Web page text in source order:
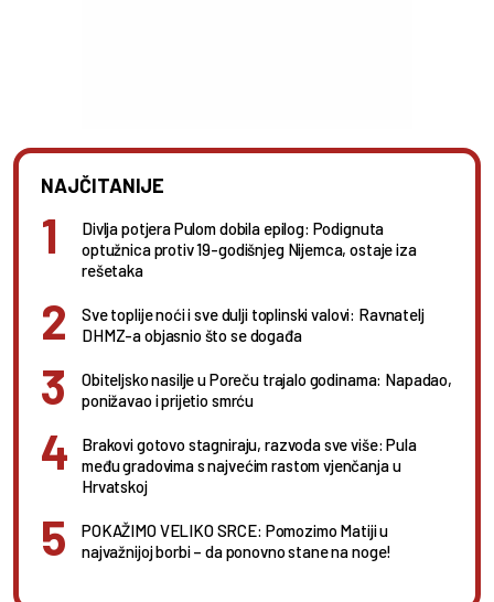
NAJČITANIJE
Divlja potjera Pulom dobila epilog: Podignuta
optužnica protiv 19-godišnjeg Nijemca, ostaje iza
rešetaka
Sve toplije noći i sve dulji toplinski valovi: Ravnatelj
DHMZ-a objasnio što se događa
Obiteljsko nasilje u Poreču trajalo godinama: Napadao,
ponižavao i prijetio smrću
Brakovi gotovo stagniraju, razvoda sve više: Pula
među gradovima s najvećim rastom vjenčanja u
Hrvatskoj
POKAŽIMO VELIKO SRCE: Pomozimo Matiji u
najvažnijoj borbi – da ponovno stane na noge!